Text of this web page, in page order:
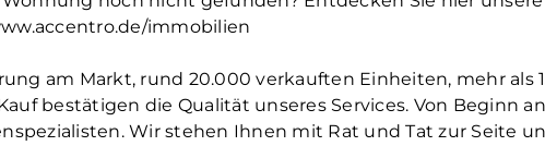
immobilien
am Markt, rund 20.000 verkauften Einheiten, mehr als
bestätigen die Qualität unseres Services. Von Beginn
Wir stehen Ihnen mit Rat und Tat zur Seite